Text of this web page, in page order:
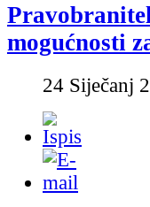
mogućnosti
24 Siječanj